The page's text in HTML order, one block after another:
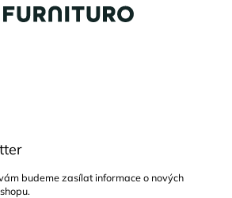
budeme zasílat informace o nových